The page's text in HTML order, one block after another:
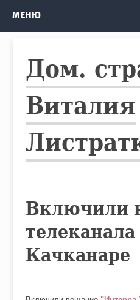
Рассказы
МЕНЮ
Дом.
Виталия
Включили
телеканала
Качканаре